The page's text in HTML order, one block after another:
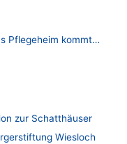
Pflegeheim kommt…
zur Schatthäuser
Wiesloch